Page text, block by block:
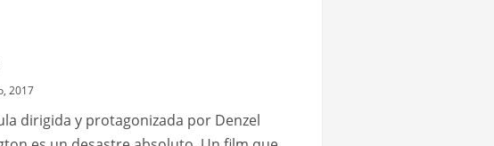
2017
dirigida y protagonizada por Denzel